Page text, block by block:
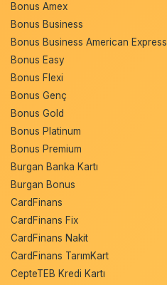
Bonus Amex
Bonus Business
Bonus Business American Express
Bonus Easy
Bonus Flexi
Bonus Genç
Bonus Gold
Bonus Platinum
Bonus Premium
Burgan Banka Kartı
Burgan Bonus
CardFinans
CardFinans Fix
CardFinans Nakit
CardFinans TarımKart
CepteTEB Kredi Kartı